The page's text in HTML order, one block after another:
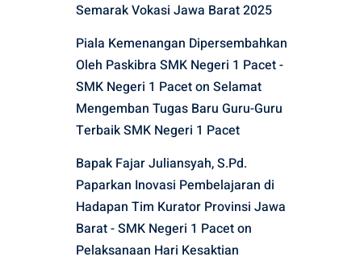
Semarak Vokasi Jawa Barat 2025
Piala Kemenangan Dipersembahkan
Oleh Paskibra SMK Negeri 1 Pacet -
SMK Negeri 1 Paceton Selamat
Mengemban Tugas Baru Guru-Guru
Terbaik SMK Negeri 1 Pacet
Bapak Fajar Juliansyah, S.Pd.
Paparkan Inovasi Pembelajaran di
Hadapan Tim Kurator Provinsi Jawa
Barat - SMK Negeri 1 Paceton
Pelaksanaan Hari Kesaktian